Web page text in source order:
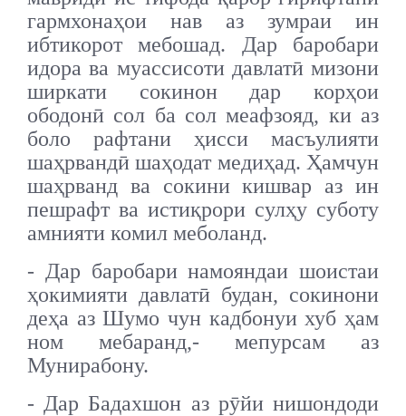
гармхонаҳои нав аз зумраи ин
ибтикорот мебошад. Дар баробари
идора ва муассисоти давлатӣ мизони
ширкати сокинон дар корҳои
ободонӣ сол ба сол меафзояд, ки аз
боло рафтани ҳисси масъулияти
шаҳрвандӣ шаҳодат медиҳад. Ҳамчун
шаҳрванд ва сокини кишвар аз ин
пешрафт ва истиқрори сулҳу суботу
амнияти комил меболанд.
- Дар баробари намояндаи шоистаи
ҳокимияти давлатӣ будан, сокинони
деҳа аз Шумо чун кадбонуи хуб ҳам
ном мебаранд,- мепурсам аз
Мунирабону.
- Дар Бадахшон аз рӯйи нишондоди